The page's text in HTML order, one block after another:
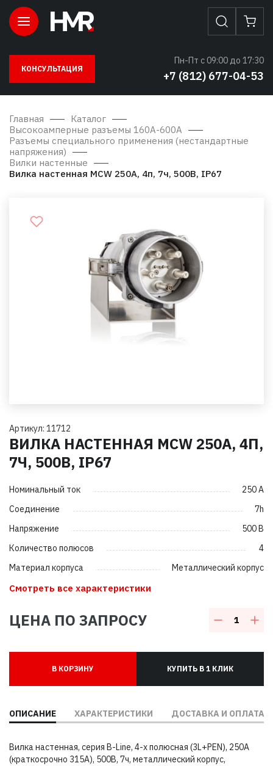
КОНСУЛЬТАЦИЯ
Пн-Пт с 09:00 до 17:30
+7 (812) 677-04-53
Главная
Каталог
Высокоамперные разъемы 160А-600А
Разъемы специального применения (нестандартные
напряжения)
Вилки настенные
Вилка настенная MCW 250А, 4п, 7ч, 500В, IP67
Артикул: 11712
ВИЛКА НАСТЕННАЯ MCW 250А, 4П,
7Ч, 500В, IP67
Номинальный ток
250 А
Соединение
7h
Напряжение
500 В
Количество полюсов
4
Материал корпуса
Металлический корпус
Смотреть все характеристики
ЦЕНА ПО ЗАПРОСУ
В КОРЗИНУ КУПИТЬ В 1 КЛИК
ОПИСАНИЕ ХАРАКТЕРИСТИКИ ДОСТАВКА И ОПЛАТА
Вилка настенная, серия B-Line, 4-х полюсная (3L+PEN), 250А
(краткосрочно 315А), 500В, 7ч, металлический корпус,